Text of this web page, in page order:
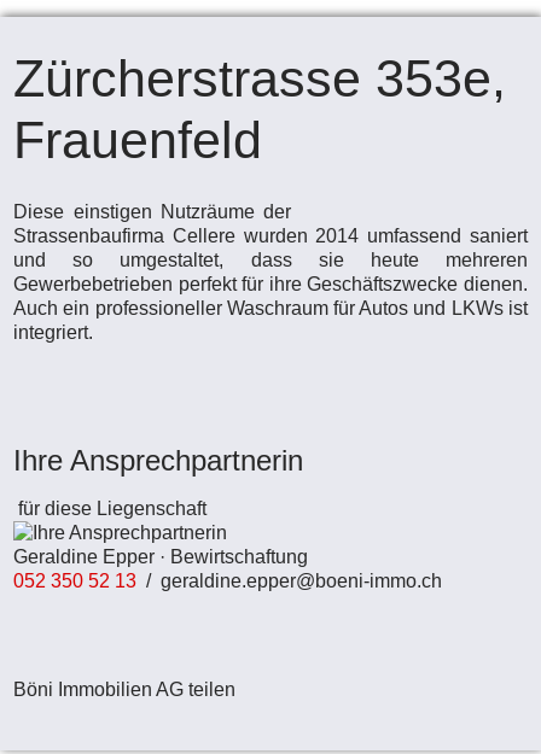
Zürcherstrasse 353e,
Frauenfeld
Diese einstigen Nutzräume der
Strassenbaufirma Cellere wurden 2014 umfassend saniert
und so umgestaltet, dass sie heute mehreren
Gewerbebetrieben perfekt für ihre Geschäftszwecke dienen.
Auch ein professioneller Waschraum für Autos und LKWs ist
integriert.
Ihre Ansprechpartnerin
für diese Liegenschaft
Geraldine Epper · Bewirtschaftung
052 350 52 13 /geraldine.epper@boeni-immo.ch
Böni Immobilien AG teilen